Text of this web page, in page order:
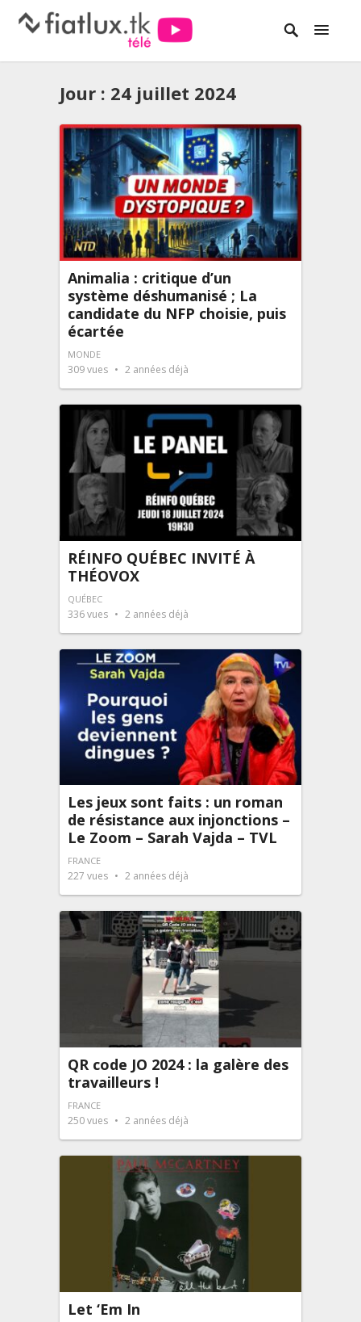
Jour : 24 juillet 2024
Animalia : critique d’un
système déshumanisé ; La
candidate du NFP choisie, puis
écartée
MONDE
309vues 2 années déjà
RÉINFO QUÉBEC INVITÉ À
THÉOVOX
QUÉBEC
336vues 2 années déjà
Les jeux sont faits : un roman
de résistance aux injonctions –
Le Zoom – Sarah Vajda – TVL
FRANCE
227 vues 2 années déjà
QR code JO 2024 : la galère des
travailleurs !
FRANCE
250vues 2 années déjà
Let ‘Em In